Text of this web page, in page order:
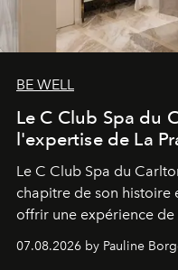
BE WELL
Le C Club Spa du
l'expertise de La
Le C Club Spa du
chapitre de son histoire
offrir une expérience
07.08.2026 by Pauline